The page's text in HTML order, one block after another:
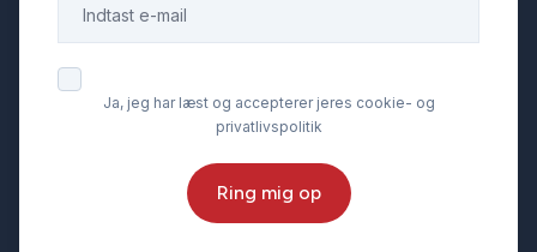
Ja, jeg har læst og accepterer jeres cookie- og
privatlivspolitik
Ring mig op